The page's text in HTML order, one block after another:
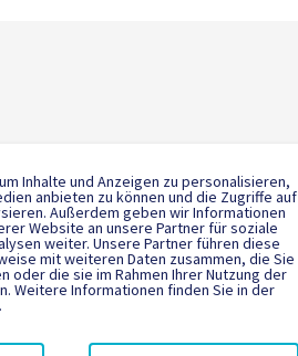
Inhalte und Anzeigen zu personalisieren,
anbieten zu können und die Zugriffe auf
Außerdem geben wir Informationen
Website an unsere Partner für soziale
weiter. Unsere Partner führen diese
mit weiteren Daten zusammen, die Sie
oder die sie im Rahmen Ihrer Nutzung der
Weitere Informationen finden Sie in der
.